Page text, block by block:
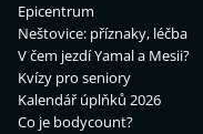
Epicentrum
Neštovice: příznaky, léčba
V čem jezdí Yamal a Mesii?
Kvízy pro seniory
Kalendář úplňků 2026
Co je bodycount?